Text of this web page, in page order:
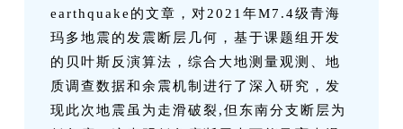
earthquake的文章，对2021年M7.4级青海
玛多地震的发震断层几何，基于课题组开发
的贝叶斯反演算法，综合大地测量观测、地
质调查数据和余震机制进行了深入研究，发
现此次地震虽为走滑破裂,但东南分支断层为